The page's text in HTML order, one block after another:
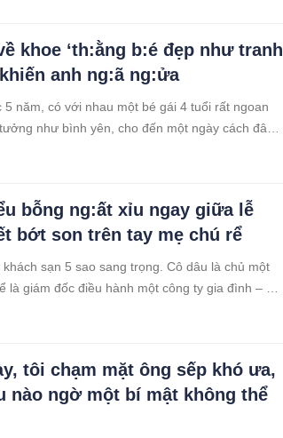
khoe ‘th:ằng b:é đẹp như tranh
anh ng:ã ng:ửa
năm, có với nhau một bé gái 4 tuổi rất ngoan
như bình yên, cho đến một ngày cách đây
bỗng ng:ất xỉu ngay giữa lễ
bớt son trên tay mẹ chú rể
sạn 5 sao sang trọng. Cô dâu là chủ một
giám đốc điều hành một công ty gia đình – cả
tôi chạm mặt ông sếp khó ưa,
nào ngờ một bí mật không thể